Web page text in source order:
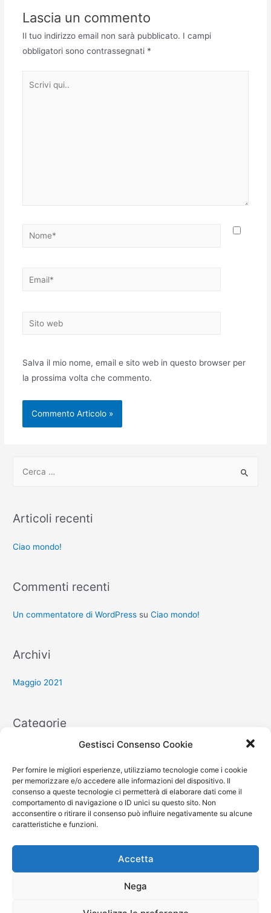
Gestisci Consenso Cookie
Per fornire le migliori esperienze, utilizziamo tecnologie come i cookie
per memorizzare e/o accedere alle informazioni del dispositivo. Il
consenso a queste tecnologie ci permetterà di elaborare dati come il
comportamento di navigazione o ID unici su questo sito. Non
acconsentire o ritirare il consenso può influire negativamente su alcune
caratteristiche e funzioni.
Accetta
Nega
Lascia un commento
Il tuo indirizzo email non sarà pubblicato. I campi
obbligatori sono contrassegnati *
Nome*
Email*
Sito
Salva il mio nome, email e sito web in questo browser per
la prossima volta che commento.
c
:
Articoli recenti
Ciao mondo!
Commenti recenti
Un commentatore di WordPress suCiao mondo!
Archivi
Maggio 2021
Categorie
Meta
Accedi
WordPress.org